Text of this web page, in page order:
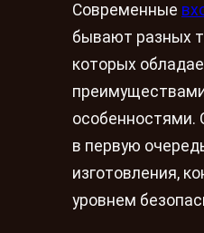
Современные
бывают разных
которых
особенностями.
в первую
изготовления,
уровнем